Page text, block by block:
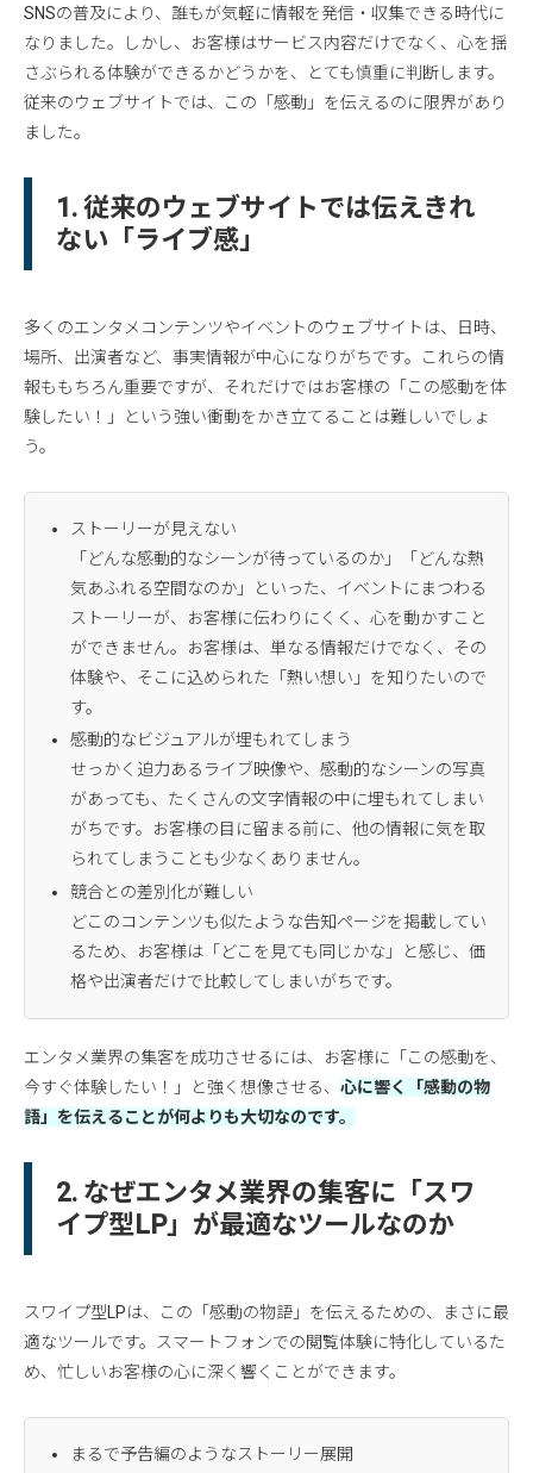
SNSの普及により、誰もが気軽に情報を発信・収集できる時代に
なりました。しかし、お客様はサービス内容だけでなく、心を揺
さぶられる体験ができるかどうかを、とても慎重に判断します。
従来のウェブサイトでは、この「感動」を伝えるのに限界があり
ました。
1. 従来のウェブサイトでは伝えきれ
ない「ライブ感」
多くのエンタメコンテンツやイベントのウェブサイトは、日時、
場所、出演者など、事実情報が中心になりがちです。これらの情
報ももちろん重要ですが、それだけではお客様の「この感動を体
験したい！」という強い衝動をかき立てることは難しいでしょ
う。
ストーリーが見えない
「どんな感動的なシーンが待っているのか」「どんな熱
気あふれる空間なのか」といった、イベントにまつわる
ストーリーが、お客様に伝わりにくく、心を動かすこと
ができません。お客様は、単なる情報だけでなく、その
体験や、そこに込められた「熱い想い」を知りたいので
す。
感動的なビジュアルが埋もれてしまう
せっかく迫力あるライブ映像や、感動的なシーンの写真
があっても、たくさんの文字情報の中に埋もれてしまい
がちです。お客様の目に留まる前に、他の情報に気を取
られてしまうことも少なくありません。
競合との差別化が難しい
どこのコンテンツも似たような告知ページを掲載してい
るため、お客様は「どこを見ても同じかな」と感じ、価
格や出演者だけで比較してしまいがちです。
エンタメ業界の集客を成功させるには、お客様に「この感動を、
今すぐ体験したい！」と強く想像させる、 心に響く「感動の物
語」を伝えることが何よりも大切なのです。
2. なぜエンタメ業界の集客に「スワ
イプ型LP」が最適なツールなのか
スワイプ型LPは、この「感動の物語」を伝えるための、まさに最
適なツールです。スマートフォンでの閲覧体験に特化しているた
め、忙しいお客様の心に深く響くことができます。
まるで予告編のようなストーリー展開